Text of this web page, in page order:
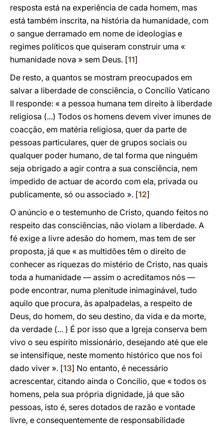
resposta está na experiência de cada homem, mas
está também inscrita, na história da humanidade, com
o sangue derramado em nome de ideologias e
regimes políticos que quiseram construir uma «
humanidade nova » sem Deus. [11]
De resto, a quantos se mostram preocupados em
salvar a liberdade de consciência, o Concílio Vaticano
II responde: « a pessoa humana tem direito à liberdade
religiosa (...) Todos os homens devem viver imunes de
coacção, em matéria religiosa, quer da parte de
pessoas particulares, quer de grupos sociais ou
qualquer poder humano, de tal forma que ninguém
seja obrigado a agir contra a sua consciência, nem
impedido de actuar de acordo com ela, privada ou
publicamente, só ou associado ». [12]
O anúncio e o testemunho de Cristo, quando feitos no
respeito das consciências, não violam a liberdade. A
fé exige a livre adesão do homem, mas tem de ser
proposta, já que « as multidões têm o direito de
conhecer as riquezas do mistério de Cristo, nas quais
toda a humanidade — assim o acreditamos nós —
pode encontrar, numa plenitude inimaginável, tudo
aquilo que procura, às apalpadelas, a respeito de
Deus, do homem, do seu destino, da vida e da morte,
da verdade (... ) É por isso que a Igreja conserva bem
vivo o seu espírito missionário, desejando até que ele
se intensifique, neste momento histórico que nos foi
dado viver ». [13] No entanto, é necessário
acrescentar, citando ainda o Concílio, que « todos os
homens, pela sua própria dignidade, já que são
pessoas, isto é, seres dotados de razão e vontade
livre, e consequentemente de responsabilidade